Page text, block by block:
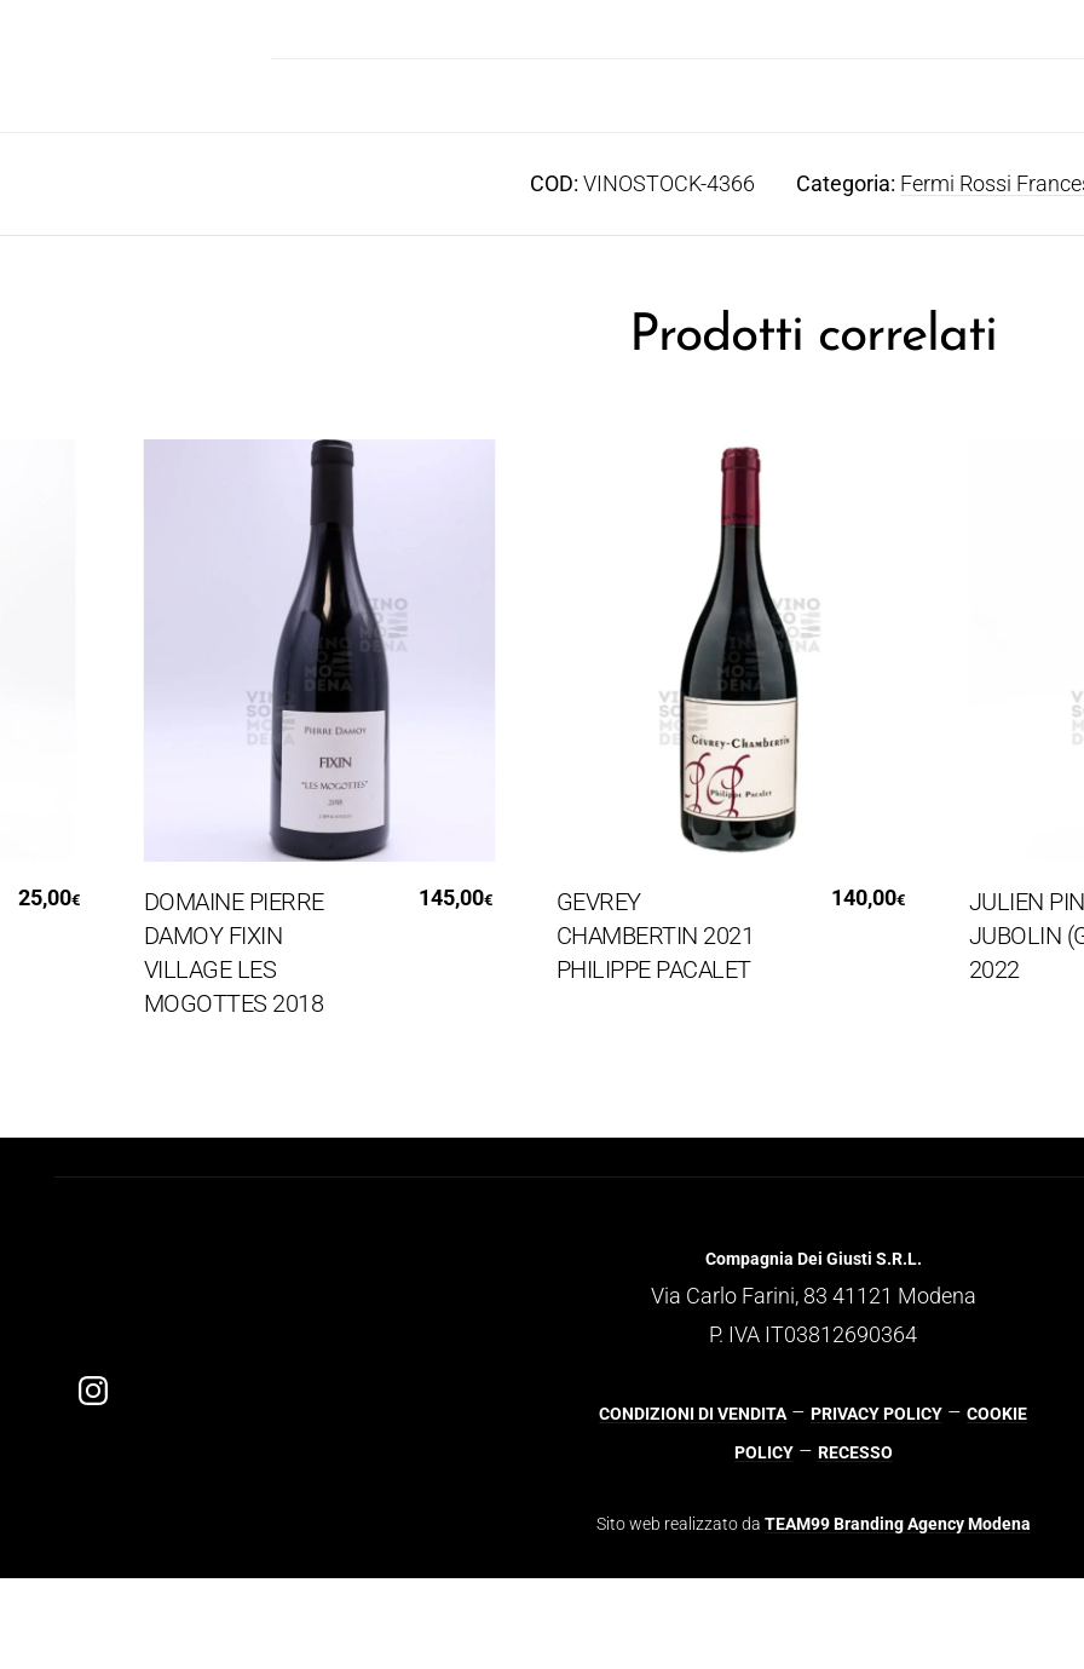
COD: VINOSTOCK-4366 Categoria: Fermi Rossi
Prodotti correlati
GEVREY
CHAMBERTIN 2021
PHILIPPE PACALET
140,00€
JULIEN
JUBOLIN
2022
€
DOMAINE PIERRE
DAMOY FIXIN
VILLAGE LES
MOGOTTES 2018
145,00€
Compagnia Dei Giusti S.R.L.
Via Carlo Farini, 83 41121 Modena
P. IVA IT03812690364
CONDIZIONI DI VENDITA– PRIVACY POLICY – COOKIE
POLICY– RECESSO
Sito web realizzato da TEAM99 Branding Agency Modena